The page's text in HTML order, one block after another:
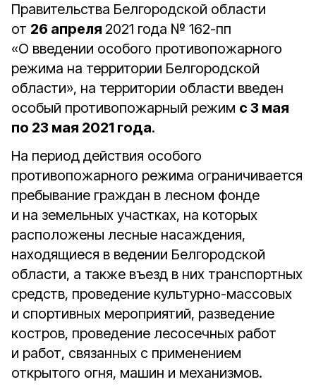
Правительства Белгородской области
от 26 апреля 2021 года № 162-пп
«О введении особого противопожарного
режима на территории Белгородской
области», на территории области введен
особый противопожарный режим с 3 мая
по 23 мая 2021 года.
На период действия особого
противопожарного режима ограничивается
пребывание граждан в лесном фонде
и на земельных участках, на которых
расположены лесные насаждения,
находящиеся в ведении Белгородской
области, а также въезд в них транспортных
средств, проведение культурно-массовых
и спортивных мероприятий, разведение
костров, проведение лесосечных работ
и работ, связанных с применением
открытого огня, машин и механизмов.